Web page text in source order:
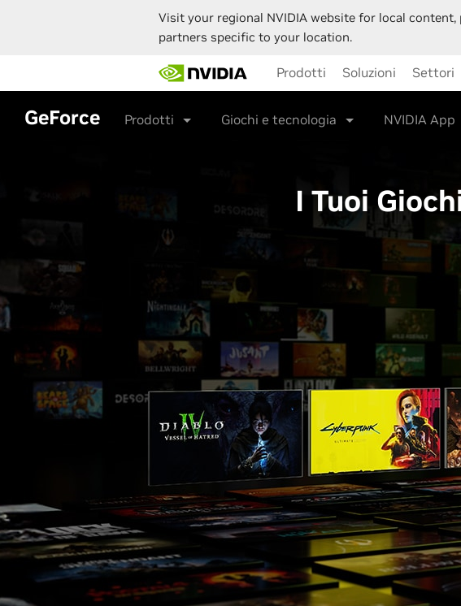
Visit your regional NVIDIA website for local
partners specific to your location.
main
content
Prodotti Soluzioni Settori
GeForce Prodotti Giochi e tecnologia NVIDIA App
I Tuoi